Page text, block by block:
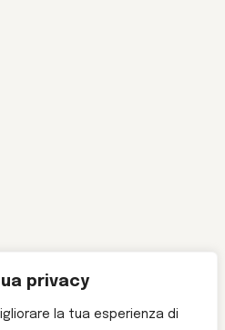
privacy
la tua esperienza di